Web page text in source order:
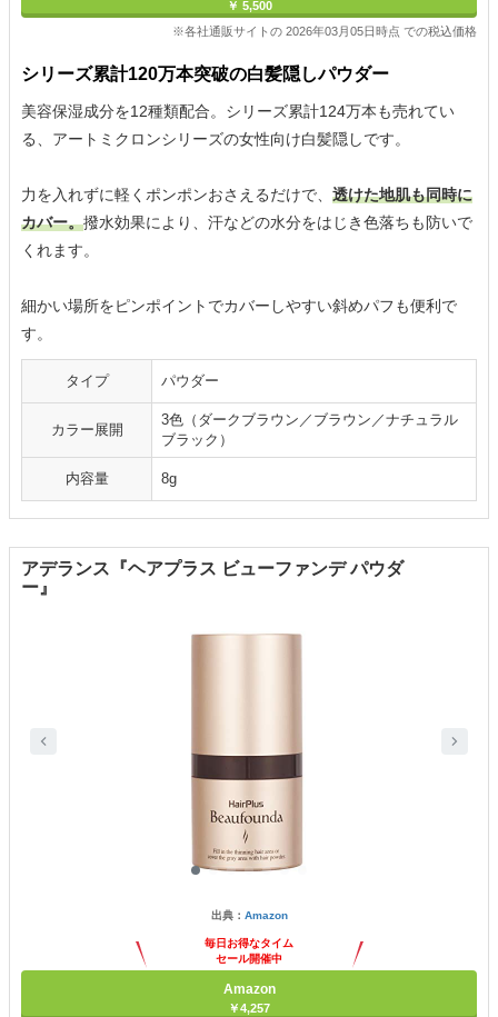
￥ 5,500
※各社通販サイトの 2026年03月05日時点 での税込価格
シリーズ累計120万本突破の白髪隠しパウダー
美容保湿成分を12種類配合。シリーズ累計124万本も売れてい
る、アートミクロンシリーズの女性向け白髪隠しです。
力を入れずに軽くポンポンおさえるだけで、 透けた地肌も同時に
カバー。撥水効果により、汗などの水分をはじき色落ちも防いで
くれます。
細かい場所をピンポイントでカバーしやすい斜めパフも便利で
す。
タイプ パウダー
カラー展開
3色（ダークブラウン／ブラウン／ナチュラル
ブラック）
内容量 8g
アデランス『ヘアプラス ビューファンデ パウダ
ー』
出典： Amazon
毎日お得なタイム
セール開催中
Amazon
￥4,257